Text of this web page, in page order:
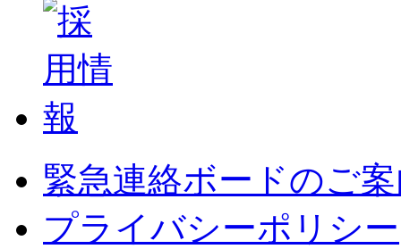
緊急連絡ボードのご
プライバシーポリシー